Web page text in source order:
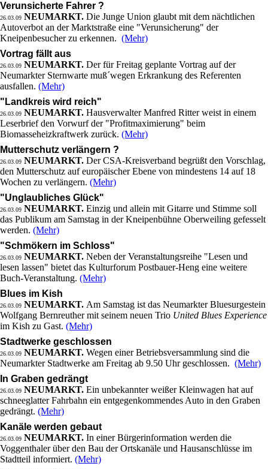
Verunsicherte Fahrer ?
26.03.09 NEUMARKT. Die Junge Union glaubt mit dem nächtlichen
Autoverbot an der Marktstraße eine "Verunsicherung" der
Kneipenbesucher zu erkennen. (Mehr)
Vortrag fällt aus
26.03.09 NEUMARKT. Der für Freitag geplante Vortrag auf der
Neumarkter Sternwarte muß´wegen Erkrankung des Referenten
ausfallen. (Mehr)
"Landkreis wird reich"
26.03.09 NEUMARKT. Hausverwalter Manfred Ritter weist in einem
Leserbrief den Vorwurf der "Profitmaximierung" beim
Biomasseheizkraftwerk zurück. (Mehr)
Mutterschutz verlängern ?
26.03.09 NEUMARKT. Der CSA-Kreisverband begrüßt den Vorschlag,
den Mutterschutz auf europäischer Ebene von mindestens 14 auf 18
Wochen zu verlängern. (Mehr)
"Unglaubliches Glück"
26.03.09 NEUMARKT. Einzig und allein mit Gitarre und Stimme soll
das Publikum am Samstag in der Kneipenbühne Oberweiling gefesselt
werden. (Mehr)
"Schmökern im Schloss"
26.03.09 NEUMARKT. Neben der Veranstaltungsreihe "Lesen und
lesen lassen" bietet das Kulturforum Postbauer-Heng eine weitere
Buch-Veranstaltung. (Mehr)
Blues im Kish
26.03.09 NEUMARKT. Am Samstag ist das Neumarkter Bluesurgestein
Wolfgang Bernreuther mit seinem neuen Trio United Blues Experience
im Kish zu Gast. (Mehr)
Stadtwerke geschlossen
26.03.09 NEUMARKT. Wegen einer Betriebsversammlung sind die
Neumarkter Stadtwerke am Freitag ab 9.50 Uhr geschlossen. (Mehr)
In Graben gedrängt
26.03.09 NEUMARKT. Ein unbekannter weißer Kleinwagen hat auf
schneeglatter Fahrbahn ein entgegenkommendes Auto in den Graben
gedrängt. (Mehr)
Kanäle werden gebaut
26.03.09 NEUMARKT. In einer Bürgerinformation werden die
Voggenthaler über den Bau der Ortskanäle und Hausanschlüsse im
Stadtteil informiert. (Mehr)